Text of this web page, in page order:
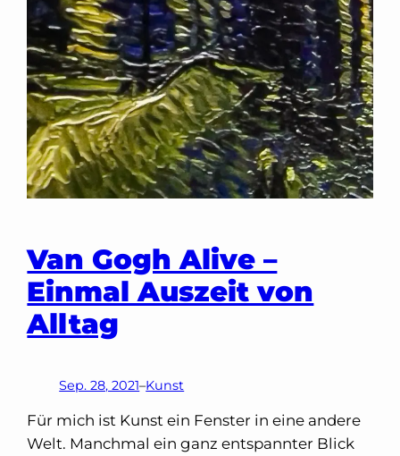
Van Gogh Alive –
Einmal Auszeit von
Alltag
Sep. 28, 2021–Kunst
Für mich ist Kunst ein Fenster in eine andere
Welt. Manchmal ein ganz entspannter Blick